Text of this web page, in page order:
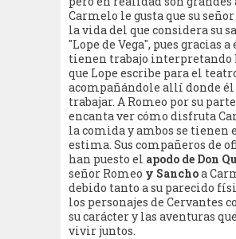
Carmelo le gusta que su
la vida del que considera su
"Lope de Vega", pues gracias
tienen trabajo interpretando
que Lope escribe para el
acompañándole allí donde él
trabajar. A Romeo por su
encanta ver cómo disfruta
la comida y ambos se tienen
estima. Sus compañeros de
han puesto el apodo de Don
señor Romeo y Sanchoa
debido tanto a su parecido
los personajes de Cervantes
su carácter y las aventuras
vivir juntos.